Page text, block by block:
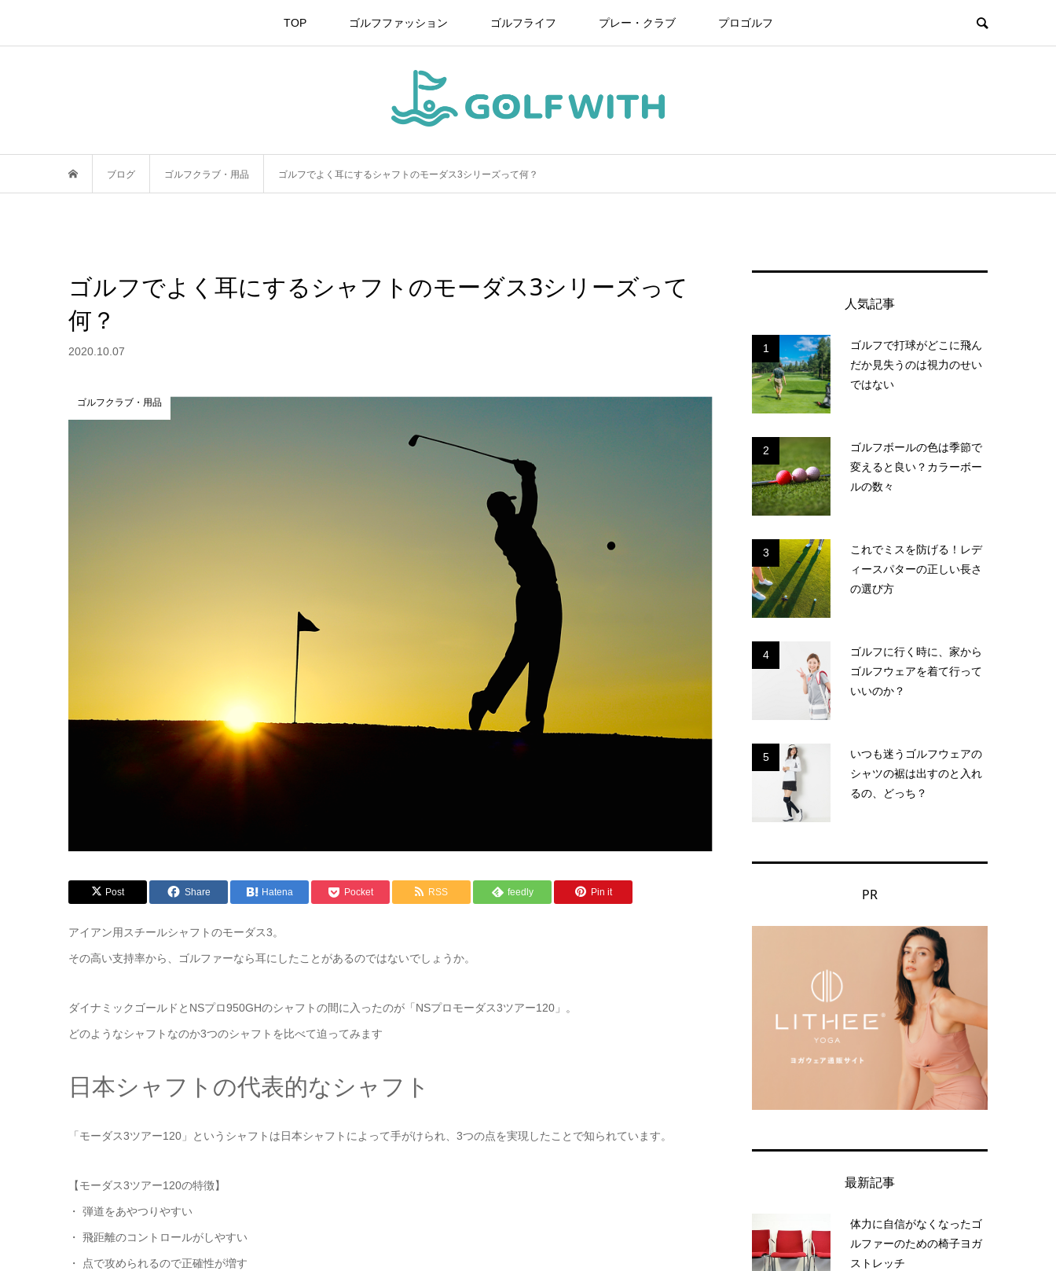
TOP ゴルフファッション ゴルフライフ プレー・クラブ プロゴルフ
ブログ ゴルフクラブ・用品 ゴルフでよく耳にするシャフトのモーダス3シリーズって何？
ゴルフでよく耳にするシャフトのモーダス3シリーズって
何？
2020.10.07
ゴルフクラブ・用品
Post Share Hatena Pocket RSS feedly Pin it
アイアン用スチールシャフトのモーダス3。
その高い支持率から、ゴルファーなら耳にしたことがあるのではないでしょうか。
ダイナミックゴールドとNSプロ950GHのシャフトの間に入ったのが「NSプロモーダス3ツアー120」。
どのようなシャフトなのか3つのシャフトを比べて迫ってみます
日本シャフトの代表的なシャフト
「モーダス3ツアー120」というシャフトは日本シャフトによって手がけられ、3つの点を実現したことで知られています。
【モーダス3ツアー120の特徴】
・ 弾道をあやつりやすい
・ 飛距離のコントロールがしやすい
・ 点で攻められるので正確性が増す
人気記事
1
ゴルフで打球がどこに飛ん
だか見失うのは視力のせい
ではない
2
ゴルフボールの色は季節で
変えると良い？カラーボー
ルの数々
3
これでミスを防げる！レデ
ィースパターの正しい長さ
の選び方
4
ゴルフに行く時に、家から
ゴルフウェアを着て行って
いいのか？
5
いつも迷うゴルフウェアの
シャツの裾は出すのと入れ
るの、どっち？
PR
最新記事
体力に自信がなくなったゴ
ルファーのための椅子ヨガ
ストレッチ